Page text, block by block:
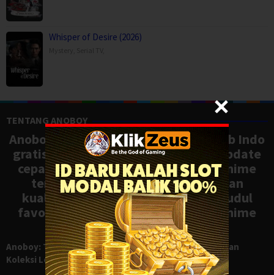
Whisper of Desire (2026)
TENTANG ANOBOY
Anoboy adalah situs nonton anime sub Indo
gratis dengan koleksi lengkap dan update
cepat, mirip Samehadaku. Tonton anime
terbaru, ongoing, dan batch dengan
kualitas HD tanpa ribet. Temukan judul
favoritmu dan nikmati streaming anime
terbaik kapan saja.
Anoboy: Tempat Nonton Anime Sub Indo Gratis dengan
Koleksi Lengkap seperti Samehadaku